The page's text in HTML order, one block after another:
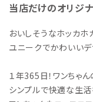
当店だけのオリジ
おいしそうなホッカホ
ユニークでかわいい
１年365日！ワンちゃ
シンプルで快適な生